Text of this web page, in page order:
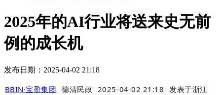
2025年的AI行业将送来史无前
例的成长机
发布日期：2025-04-02 21:18
BBIN·宝盈集团 德清民政 2025-04-02 21:18 发表于浙江